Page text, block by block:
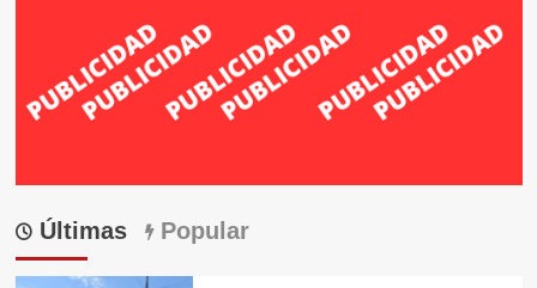
Últimas Popular